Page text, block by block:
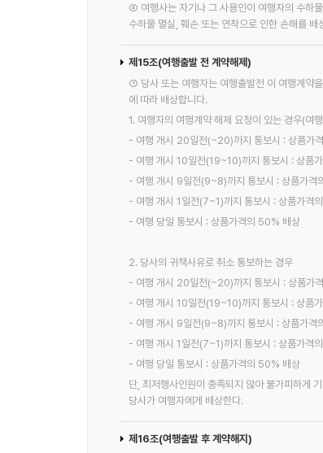
④ 여행사는 자기나 그 사용인이 여행자의 수하
수하물 멸실, 훼손 또는 연착으로 인한 손해를
제15조(여행출발 전 계약해제)
① 당사 또는 여행자는 여행출발전 이 여행계약
에 따라 배상합니다.
1. 여행자의 여행계약 해제 요청이 있는 경우(여
- 여행 개시 20일전(~20)까지 통보시 : 상품가
- 여행 개시 10일전(19~10)까지 통보시 : 상품
- 여행 개시 9일전(9~8)까지 통보시 : 상품가격
- 여행 개시 1일전(7~1)까지 통보시 : 상품가격
- 여행 당일 통보시 : 상품가격의 50% 배상
2. 당사의 귀책사유로 취소 통보하는 경우
- 여행 개시 20일전(~20)까지 통보시 : 상품가
- 여행 개시 10일전(19~10)까지 통보시 : 상품
- 여행 개시 9일전(9~8)까지 통보시 : 상품가격
- 여행 개시 1일전(7~1)까지 통보시 : 상품가격
- 여행 당일 통보시 : 상품가격의 50% 배상
단, 최저행사인원이 충족되지 않아 불가피하게
당사가 여행자에게 배상한다.
제16조(여행출발 후 계약해지)